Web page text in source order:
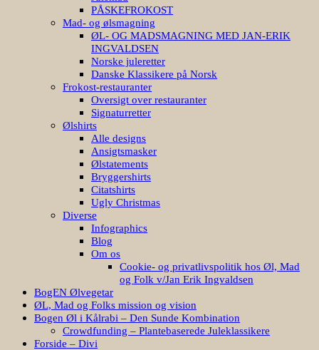
PÅSKEFROKOST
Mad- og ølsmagning
ØL- OG MADSMAGNING MED JAN-ERIK
INGVALDSEN
Norske juleretter
Danske Klassikere på Norsk
Frokost-restauranter
Oversigt over restauranter
Signaturretter
Ølshirts
Alle designs
Ansigtsmasker
Ølstatements
Bryggershirts
Citatshirts
Ugly Christmas
Diverse
Infographics
Blog
Om os
Cookie- og privatlivspolitik hos Øl, Mad
og Folk v/Jan Erik Ingvaldsen
BogEN Ølvegetar
ØL, Mad og Folks mission og vision
Bogen Øl i Kålrabi – Den Sunde Kombination
Crowdfunding – Plantebaserede Juleklassikere
Forside – Divi